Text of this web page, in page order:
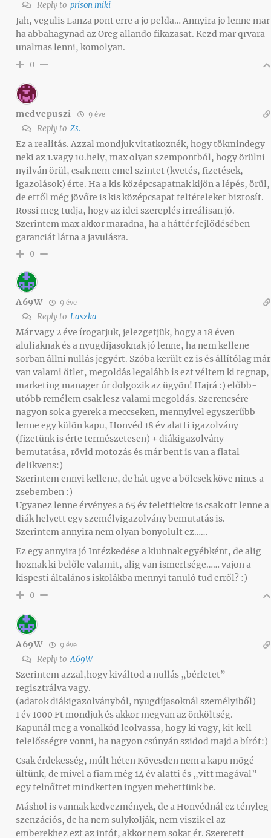
Reply to prison miki
Jah, vegulis Lanza pont erre a jo pelda… Annyira jo lenne mar
ha abbahagynad az Oreg allando fikazasat. Kezd mar qrvara
unalmas lenni, komolyan.
0
medvepuszi 9 éve
Reply to Zs.
Ez a realitás. Azzal mondjuk vitatkoznék, hogy tökmindegy
neki az 1.vagy 10.hely, max olyan szempontból, hogy örülni
nyilván örül, csak nem emel szintet (kvetés, fizetések,
igazolások) érte. Ha a kis középcsapatnak kijön a lépés, örül,
de ettől még jövőre is kis középcsapat feltételeket biztosít.
Rossi meg tudja, hogy az idei szereplés irreálisan jó.
Szerintem max akkor maradna, ha a háttér fejlődésében
garanciát látna a javulásra.
0
A69W 9 éve
Reply to Laszka
Már vagy 2 éve írogatjuk, jelezgetjük, hogy a 18 éven
aluliaknak és a nyugdíjasoknak jó lenne, ha nem kellene
sorban állni nullás jegyért. Szóba került ez is és állítólag már
van valami ötlet, megoldás legalább is ezt véltem ki tegnap,
marketing manager úr dolgozik az ügyön! Hajrá :) előbb-
utóbb remélem csak lesz valami megoldás. Szerencsére
nagyon sok a gyerek a meccseken, mennyivel egyszerűbb
lenne egy külön kapu, Honvéd 18 év alatti igazolvány
(fizetünk is érte természetesen) + diákigazolvány
bemutatása, rövid motozás és már bent is van a fiatal
delikvens:)
Szerintem ennyi kellene, de hát ugye a bölcsek köve nincs a
zsebemben :)
Ugyanez lenne érvényes a 65 év felettiekre is csak ott lenne a
diák helyett egy személyigazolvány bemutatás is.
Szerintem annyira nem olyan bonyolult ez……
Ez egy annyira jó Intézkedése a klubnak egyébként, de alig
hoznak ki belőle valamit, alig van ismertsége…… vajon a
kispesti általános iskolákba mennyi tanuló tud erről? :)
0
A69W 9 éve
Reply toA69W
Szerintem azzal,hogy kiváltod a nullás „bérletet”
regisztrálva vagy.
(adatok diákigazolványból, nyugdíjasoknál személyiből)
1 év 1000 Ft mondjuk és akkor megvan az önköltség.
Kapunál meg a vonalkód leolvassa, hogy ki vagy, kit kell
felelősségre vonni, ha nagyon csúnyán szidod majd a bírót:)
Csak érdekesség, múlt héten Kövesden nem a kapu mögé
ültünk, de mivel a fiam még 14 év alatti és „vitt magával”
egy felnőttet mindketten ingyen mehettünk be.
Máshol is vannak kedvezmények, de a Honvédnál ez tényleg
szenzációs, de ha nem sulykolják, nem viszik el az
emberekhez ezt az infót, akkor nem sokat ér. Szeretett